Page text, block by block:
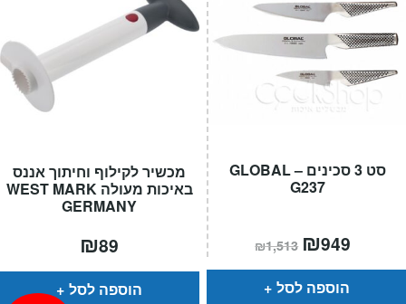
מכשיר לקילוף וחיתוך אננס
באיכות מעולה WEST MARK
GERMANY
₪89
הוספה לסל
סט 3 סכינים GLOBAL –
G237
₪1,513 המחיר
המקורי
היה:
₪949
הוא:
הוספה לסל